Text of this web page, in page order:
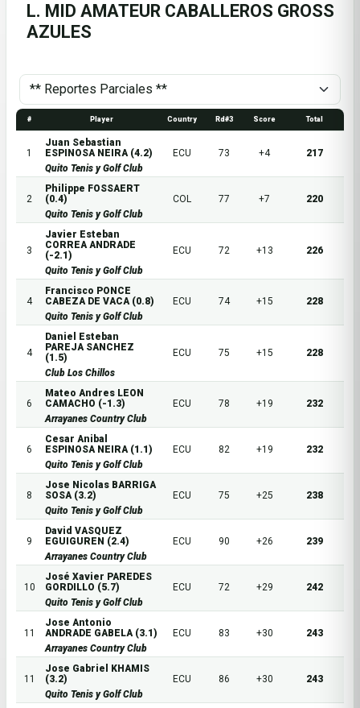
L. MID AMATEUR CABALLEROS GROSS
AZULES
# Player Country Rd#3 Score Total
1
Juan Sebastian
ESPINOSA NEIRA (4.2)
Quito Tenis y Golf Club
ECU 73 +4 217
2
Philippe FOSSAERT
(0.4)
Quito Tenis y Golf Club
COL 77 +7 220
3
Javier Esteban
CORREA ANDRADE
(-2.1)
Quito Tenis y Golf Club
ECU 72 +13 226
4
Francisco PONCE
CABEZA DE VACA (0.8)
Quito Tenis y Golf Club
ECU 74 +15 228
4
Daniel Esteban
PAREJA SANCHEZ
(1.5)
Club Los Chillos
ECU 75 +15 228
6
Mateo Andres LEON
CAMACHO (-1.3)
Arrayanes Country Club
ECU 78 +19 232
6
Cesar Anibal
ESPINOSA NEIRA (1.1)
Quito Tenis y Golf Club
ECU 82 +19 232
8
Jose Nicolas BARRIGA
SOSA (3.2)
Quito Tenis y Golf Club
ECU 75 +25 238
9
David VASQUEZ
EGUIGUREN (2.4)
Arrayanes Country Club
ECU 90 +26 239
10
José Xavier PAREDES
GORDILLO (5.7)
Quito Tenis y Golf Club
ECU 72 +29 242
11
Jose Antonio
ANDRADE GABELA (3.1)
Arrayanes Country Club
ECU 83 +30 243
11
Jose Gabriel KHAMIS
(3.2)
Quito Tenis y Golf Club
ECU 86 +30 243